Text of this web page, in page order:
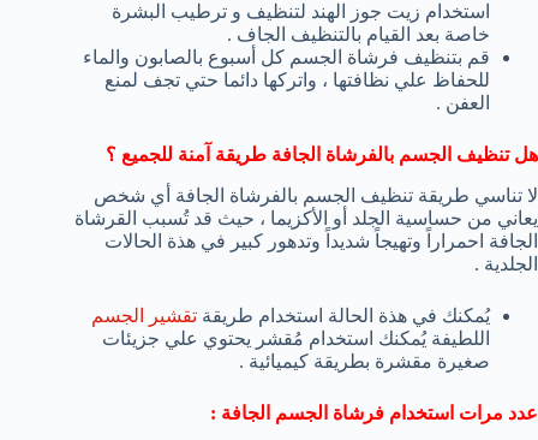
استخدام زيت جوز الهند لتنظيف و ترطيب البشرة
خاصة بعد القيام بالتنظيف الجاف .
قم بتنظيف فرشاة الجسم كل أسبوع بالصابون والماء
للحفاظ علي نظافتها ، واتركها دائما حتي تجف لمنع
العفن .
هل تنظيف الجسم بالفرشاة الجافة طريقة آمنة للجميع ؟
لا تناسي طريقة تنظيف الجسم بالفرشاة الجافة أي شخص
يعاني من حساسية الجلد أو الأكزيما ، حيث قد تُسبب القرشاة
الجافة احمراراً وتهيجاً شديداً وتدهور كبير في هذة الحالات
الجلدية .
يُمكنك في هذة الحالة استخدام طريقة تقشير الجسم
اللطيفة يُمكنك استخدام مُقشر يحتوي علي جزيئات
صغيرة مقشرة بطريقة كيميائية .
عدد مرات استخدام فرشاة الجسم الجافة :